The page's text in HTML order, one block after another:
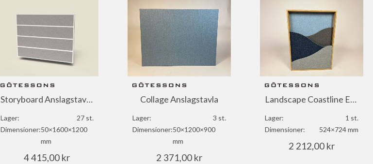
Storyboard Anslagstavla i EcoSUND®
Lager:
27 st.
Dimensioner:50×1600×1200
mm
4 415,00 kr
Collage Anslagstavla
Lager:
3 st.
Dimensioner:50×1200×900
mm
2 371,00 kr
Landscape Coastline EcoSUND®
Lager:
1 st.
Dimensioner:
524×724 mm
2 212,00 kr